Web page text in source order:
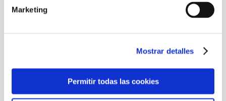
Marketing
Mostrar detalles
Permitir todas las cookies